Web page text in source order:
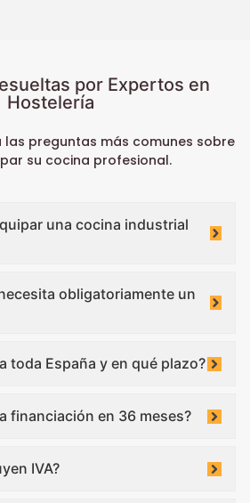
por Expertos en
Hostelería
las preguntas más comunes sobre
su cocina profesional.
una cocina industrial
obligatoriamente un
toda España y en qué plazo?
financiación en 36 meses?
IVA?